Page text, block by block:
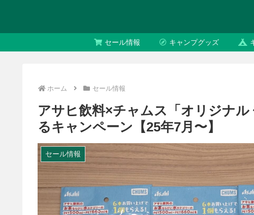
セール情報 キャンプグッズ
ホーム セール情報
アサヒ飲料×チャムス「オリジナ
るキャンペーン【25年7月〜】
セール情報